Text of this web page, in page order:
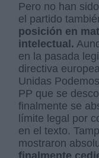
Pero no han
el partido
posición en
intelectual.
en la pasada
directiva
Unidas
PP que se
finalmente se
límite legal por
en el texto.
mostraron